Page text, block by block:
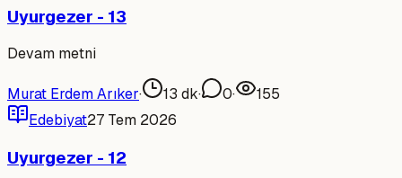
Uyurgezer - 13
Devam metni
Murat Erdem Arıker· 13 dk· 0·
155
Edebiyat27 Tem 2026
Uyurgezer - 12